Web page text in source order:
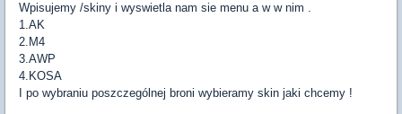
Wpisujemy /skiny i wyswietla nam sie menu a w w nim .
1.AK
2.M4
3.AWP
4.KOSA
I po wybraniu poszczególnej broni wybieramy skin jaki chcemy !